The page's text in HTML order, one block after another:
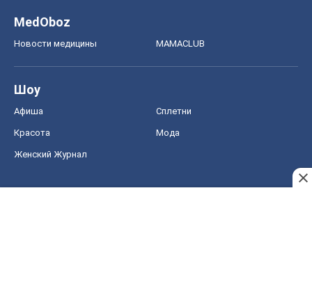
MedOboz
Новости медицины MAMACLUB
Шоу
Афиша Сплетни
Красота Мода
Женский Журнал